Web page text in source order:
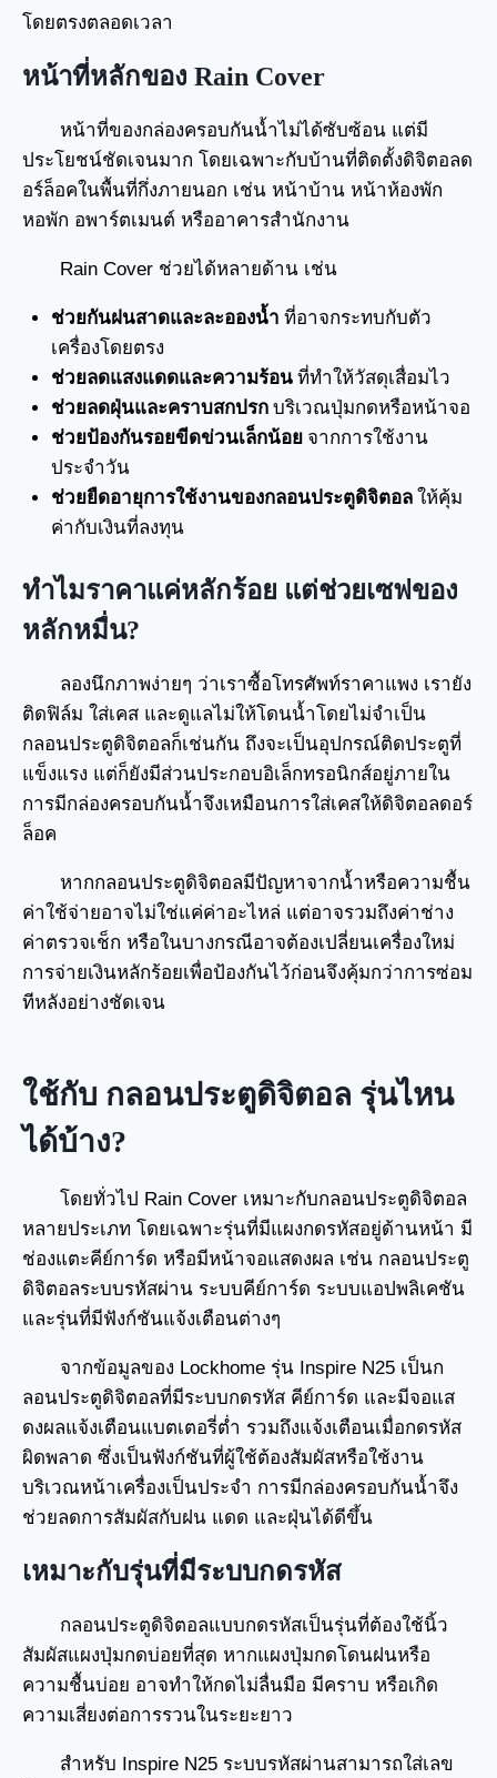
โดยตรงตลอดเวลา
หน้าที่หลักของ Rain Cover
หน้าที่ของกล่องครอบกันน้ำไม่ได้ซับซ้อน แต่มี
ประโยชน์ชัดเจนมาก โดยเฉพาะกับบ้านที่ติดตั้งดิจิตอลด
อร์ล็อคในพื้นที่กึ่งภายนอก เช่น หน้าบ้าน หน้าห้องพัก
หอพัก อพาร์ตเมนต์ หรืออาคารสำนักงาน
Rain Cover ช่วยได้หลายด้าน เช่น
ช่วยกันฝนสาดและละอองน้ำ ที่อาจกระทบกับตัว
เครื่องโดยตรง
ช่วยลดแสงแดดและความร้อนที่ทำให้วัสดุเสื่อมไว
ช่วยลดฝุ่นและคราบสกปรกบริเวณปุ่มกดหรือหน้าจอ
ช่วยป้องกันรอยขีดข่วนเล็กน้อยจากการใช้งาน
ประจำวัน
ช่วยยืดอายุการใช้งานของกลอนประตูดิจิตอลให้คุ้ม
ค่ากับเงินที่ลงทุน
ทำไมราคาแค่หลักร้อย แต่ช่วยเซฟของ
หลักหมื่น?
ลองนึกภาพง่ายๆ ว่าเราซื้อโทรศัพท์ราคาแพง เรายัง
ติดฟิล์ม ใส่เคส และดูแลไม่ให้โดนน้ำโดยไม่จำเป็น
กลอนประตูดิจิตอลก็เช่นกัน ถึงจะเป็นอุปกรณ์ติดประตูที่
แข็งแรง แต่ก็ยังมีส่วนประกอบอิเล็กทรอนิกส์อยู่ภายใน
การมีกล่องครอบกันน้ำจึงเหมือนการใส่เคสให้ดิจิตอลดอร์
ล็อค
หากกลอนประตูดิจิตอลมีปัญหาจากน้ำหรือความชื้น
ค่าใช้จ่ายอาจไม่ใช่แค่ค่าอะไหล่ แต่อาจรวมถึงค่าช่าง
ค่าตรวจเช็ก หรือในบางกรณีอาจต้องเปลี่ยนเครื่องใหม่
การจ่ายเงินหลักร้อยเพื่อป้องกันไว้ก่อนจึงคุ้มกว่าการซ่อม
ทีหลังอย่างชัดเจน
ใช้กับ กลอนประตูดิจิตอล รุ่นไหน
ได้บ้าง?
โดยทั่วไป Rain Cover เหมาะกับกลอนประตูดิจิตอล
หลายประเภท โดยเฉพาะรุ่นที่มีแผงกดรหัสอยู่ด้านหน้า มี
ช่องแตะคีย์การ์ด หรือมีหน้าจอแสดงผล เช่น กลอนประตู
ดิจิตอลระบบรหัสผ่าน ระบบคีย์การ์ด ระบบแอปพลิเคชัน
และรุ่นที่มีฟังก์ชันแจ้งเตือนต่างๆ
จากข้อมูลของ Lockhome รุ่น Inspire N25 เป็นก
ลอนประตูดิจิตอลที่มีระบบกดรหัส คีย์การ์ด และมีจอแส
ดงผลแจ้งเตือนแบตเตอรี่ต่ำ รวมถึงแจ้งเตือนเมื่อกดรหัส
ผิดพลาด ซึ่งเป็นฟังก์ชันที่ผู้ใช้ต้องสัมผัสหรือใช้งาน
บริเวณหน้าเครื่องเป็นประจำ การมีกล่องครอบกันน้ำจึง
ช่วยลดการสัมผัสกับฝน แดด และฝุ่นได้ดีขึ้น
เหมาะกับรุ่นที่มีระบบกดรหัส
กลอนประตูดิจิตอลแบบกดรหัสเป็นรุ่นที่ต้องใช้นิ้ว
สัมผัสแผงปุ่มกดบ่อยที่สุด หากแผงปุ่มกดโดนฝนหรือ
ความชื้นบ่อย อาจทำให้กดไม่ลื่นมือ มีคราบ หรือเกิด
ความเสี่ยงต่อการรวนในระยะยาว
สำหรับ Inspire N25 ระบบรหัสผ่านสามารถใส่เลข